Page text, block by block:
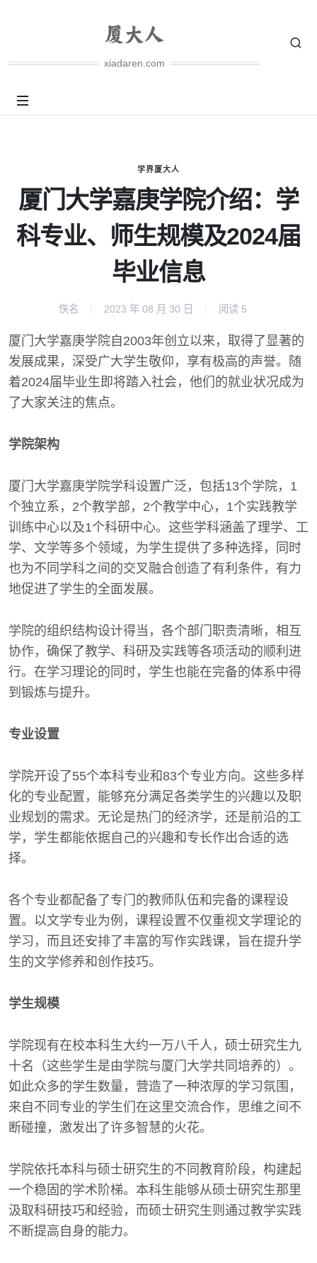
xiadaren.com
学界厦大人
厦门大学嘉庚学院介绍：学
科专业、师生规模及2024届
毕业信息
佚名 2023 年 08 月 30 日 阅读 5
厦门大学嘉庚学院自2003年创立以来，取得了显著的
发展成果，深受广大学生敬仰，享有极高的声誉。随
着2024届毕业生即将踏入社会，他们的就业状况成为
了大家关注的焦点。
学院架构
厦门大学嘉庚学院学科设置广泛，包括13个学院，1
个独立系，2个教学部，2个教学中心，1个实践教学
训练中心以及1个科研中心。这些学科涵盖了理学、工
学、文学等多个领域，为学生提供了多种选择，同时
也为不同学科之间的交叉融合创造了有利条件，有力
地促进了学生的全面发展。
学院的组织结构设计得当，各个部门职责清晰，相互
协作，确保了教学、科研及实践等各项活动的顺利进
行。在学习理论的同时，学生也能在完备的体系中得
到锻炼与提升。
专业设置
学院开设了55个本科专业和83个专业方向。这些多样
化的专业配置，能够充分满足各类学生的兴趣以及职
业规划的需求。无论是热门的经济学，还是前沿的工
学，学生都能依据自己的兴趣和专长作出合适的选
择。
各个专业都配备了专门的教师队伍和完备的课程设
置。以文学专业为例，课程设置不仅重视文学理论的
学习，而且还安排了丰富的写作实践课，旨在提升学
生的文学修养和创作技巧。
学生规模
学院现有在校本科生大约一万八千人，硕士研究生九
十名（这些学生是由学院与厦门大学共同培养的）。
如此众多的学生数量，营造了一种浓厚的学习氛围，
来自不同专业的学生们在这里交流合作，思维之间不
断碰撞，激发出了许多智慧的火花。
学院依托本科与硕士研究生的不同教育阶段，构建起
一个稳固的学术阶梯。本科生能够从硕士研究生那里
汲取科研技巧和经验，而硕士研究生则通过教学实践
不断提高自身的能力。